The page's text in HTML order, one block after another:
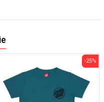
-25%